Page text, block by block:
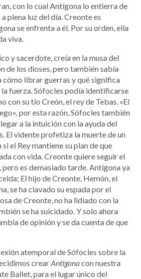
con lo cual Antígona lo entierra de
plena luz del día. Creonte es
se enfrenta a él. Por su orden, ella
viva.
y sacerdote, creía en la musa del
de los dioses, pero también sabía
librar guerras y qué significa
fuerza. Sófocles podía identificarse
con su tío Creón, el rey de Tebas. «El
por esta razón, Sófocles también
a la intuición con la ayuda del
El vidente profetiza la muerte de un
el Rey mantiene su plan de que
con vida. Creonte quiere seguir el
pero es demasiado tarde. Antígona ya
El hijo de Creonte, Hemón, el
se ha clavado su espada por el
de Creonte, no ha lidiado con la
se ha suicidado. Y solo ahora
de opinión y se da cuenta de que
atemporal de Sófocles sobre la
crearAntígonacon nuestra
Ballet, para el lugar único del